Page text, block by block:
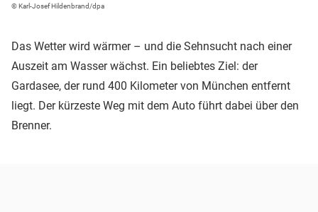
© Karl-Josef Hildenbrand/dpa
Das Wetter wird wärmer – und die Sehnsucht nach einer
Auszeit am Wasser wächst. Ein beliebtes Ziel: der
Gardasee, der rund 400 Kilometer von München entfernt
liegt. Der kürzeste Weg mit dem Auto führt dabei über den
Brenner.